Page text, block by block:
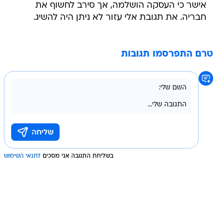
אישר כי העסקה הושלמה, אך סירב לחשוף את
חבריה. את תגובת אלי עזור לא ניתן היה להשיג.
טרם התפרסמו תגובות
בשליחת התגובה אני מסכים לתנאי השימוש